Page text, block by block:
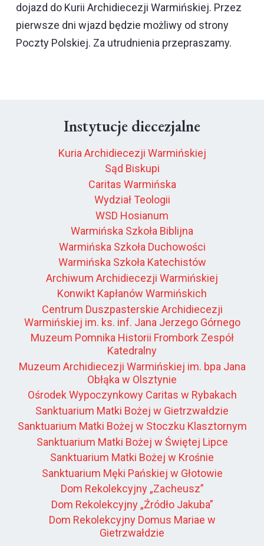
dojazd do Kurii Archidiecezji Warmińskiej. Przez
pierwsze dni wjazd będzie możliwy od strony
Poczty Polskiej. Za utrudnienia przepraszamy.
Instytucje diecezjalne
Kuria Archidiecezji Warmińskiej
Sąd Biskupi
Caritas Warmińska
Wydział Teologii
WSD Hosianum
Warmińska Szkoła Biblijna
Warmińska Szkoła Duchowości
Warmińska Szkoła Katechistów
Archiwum Archidiecezji Warmińskiej
Konwikt Kapłanów Warmińskich
Centrum Duszpasterskie Archidiecezji
Warmińskiej im. ks. inf. Jana Jerzego Górnego
Muzeum Pomnika Historii Frombork Zespół
Katedralny
Muzeum Archidiecezji Warmińskiej im. bpa Jana
Obłąka w Olsztynie
Ośrodek Wypoczynkowy Caritas w Rybakach
Sanktuarium Matki Bożej w Gietrzwałdzie
Sanktuarium Matki Bożej w Stoczku Klasztornym
Sanktuarium Matki Bożej w Świętej Lipce
Sanktuarium Matki Bożej w Krośnie
Sanktuarium Męki Pańskiej w Głotowie
Dom Rekolekcyjny „Zacheusz”
Dom Rekolekcyjny „Źródło Jakuba”
Dom Rekolekcyjny Domus Mariae w
Gietrzwałdzie